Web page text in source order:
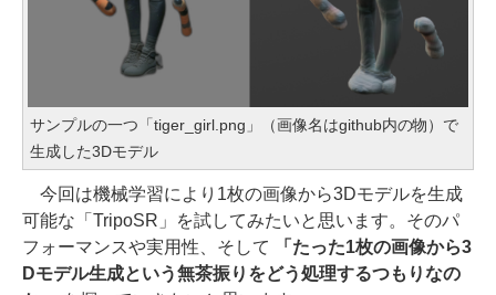
サンプルの一つ「tiger_girl.png」（画像名はgithub内の物）で
生成した3Dモデル
今回は機械学習により1枚の画像から3Dモデルを生成
可能な「TripoSR」を試してみたいと思います。そのパ
フォーマンスや実用性、そして
「たった1枚の画像から3
Dモデル生成という無茶振りをどう処理するつもりなの